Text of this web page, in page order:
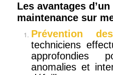
Les avantages
maintenance sur
Prévention
techniciens
approfondies
anomalies et